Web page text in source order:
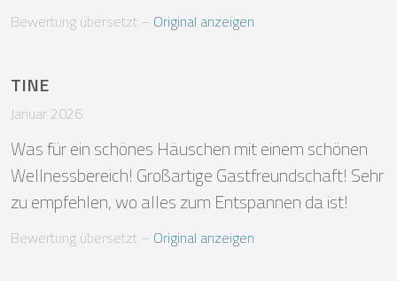
Bewertung übersetzt – Original anzeigen
TINE
Januar 2026
Was für ein schönes Häuschen mit einem schönen
Wellnessbereich! Großartige Gastfreundschaft! Sehr
zu empfehlen, wo alles zum Entspannen da ist!
Bewertung übersetzt – Original anzeigen